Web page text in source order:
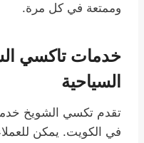
وممتعة في كل مرة.
خدمات تاكسي
السياحية
تقدم تكسي الشويخ
في الكويت. يمكن